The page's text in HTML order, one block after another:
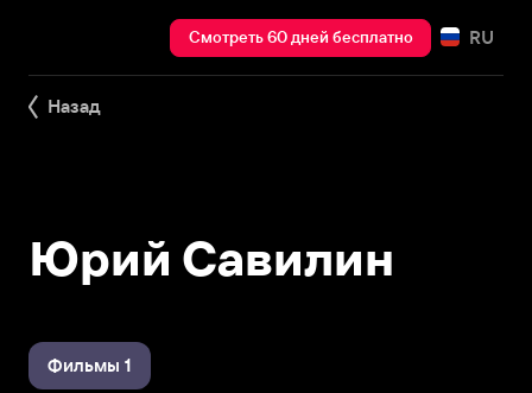
Смотреть 60 дней бесплатно RU
Назад
Юрий Савилин
Фильмы 1